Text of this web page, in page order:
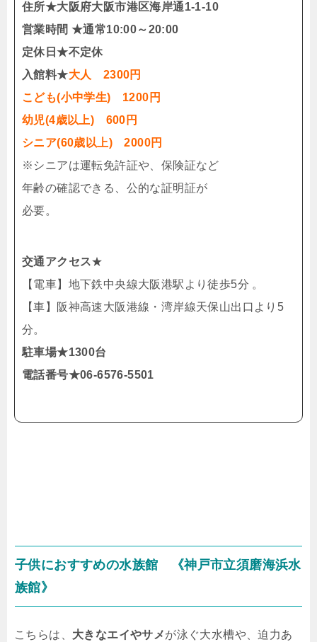
住所★大阪府大阪市港区海岸通1-1-10
営業時間 ★通常10:00～20:00
定休日★不定休
入館料★大人 2300円
こども(小中学生) 1200円
幼児(4歳以上) 600円
シニア(60歳以上) 2000円
※シニアは運転免許証や、保険証など
年齢の確認できる、公的な証明証が
必要。
交通アクセス★
【電車】地下鉄中央線大阪港駅より徒歩5分 。
【車】阪神高速大阪港線・湾岸線天保山出口より5
分。
駐車場★1300台
電話番号★06-6576-5501
子供におすすめの水族館 《神戸市立須磨海浜水
族館》
こちらは、 大きなエイやサメが泳ぐ大水槽や、迫力あ